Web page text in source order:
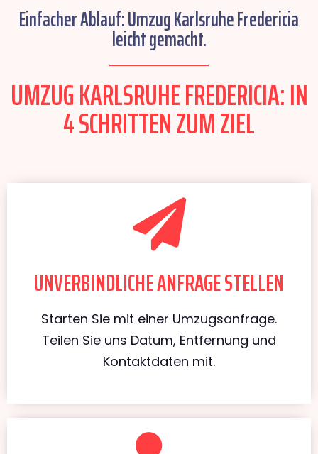
Einfacher Ablauf: Umzug Karlsruhe Fredericia
leicht gemacht.
UMZUG KARLSRUHE FREDERICIA: IN
4 SCHRITTEN ZUM ZIEL
UNVERBINDLICHE ANFRAGE STELLEN
Starten Sie mit einer Umzugsanfrage.
Teilen Sie uns Datum, Entfernung und
Kontaktdaten mit.